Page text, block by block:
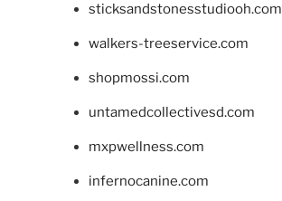
sticksandstonesstudiooh.com
walkers-treeservice.com
shopmossi.com
untamedcollectivesd.com
mxpwellness.com
infernocanine.com